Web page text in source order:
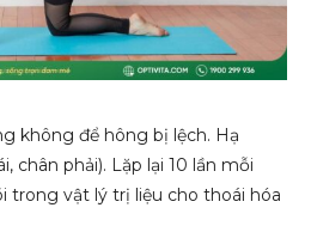
không để hông bị lệch. Hạ
chân phải). Lặp lại 10 lần mỗi
trong vật lý trị liệu cho thoái hóa